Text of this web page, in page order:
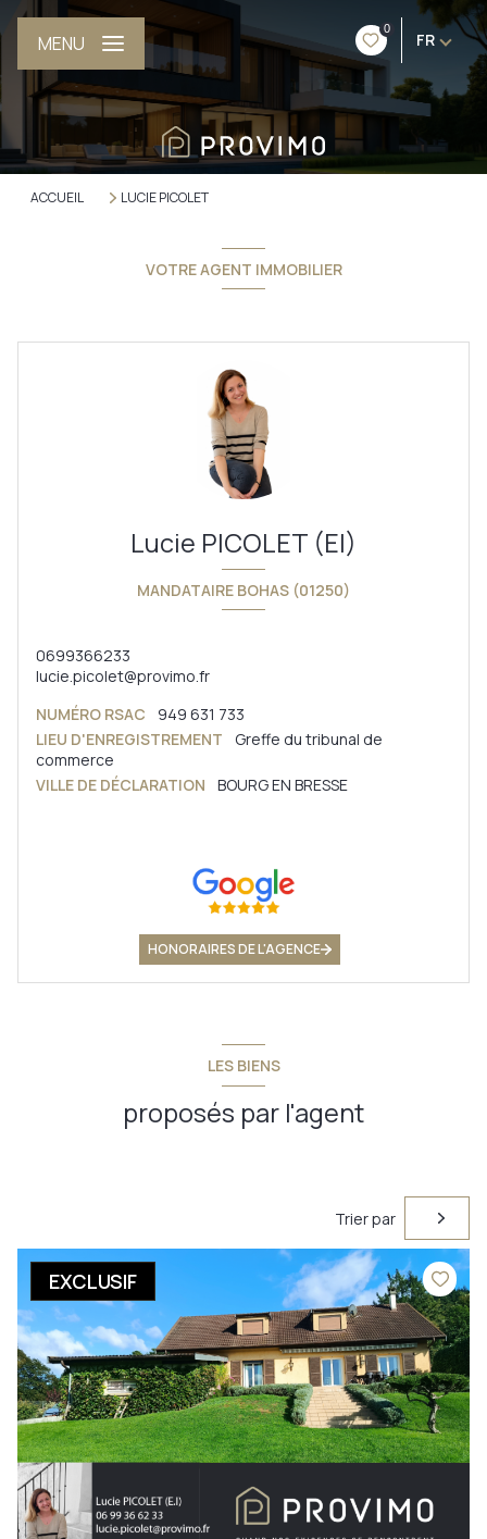
0
FR
MENU
ACCUEIL LUCIE PICOLET
VOTRE AGENT IMMOBILIER
Lucie PICOLET (EI)
MANDATAIRE BOHAS (01250)
0699366233
lucie.picolet@provimo.fr
NUMÉRO RSAC
949 631 733
LIEU D'ENREGISTREMENT
Greffe du tribunal de
commerce
VILLE DE DÉCLARATION
BOURG EN BRESSE
HONORAIRES DE L'AGENCE
LES BIENS
proposés par l'agent
Trier par
EXCLUSIF